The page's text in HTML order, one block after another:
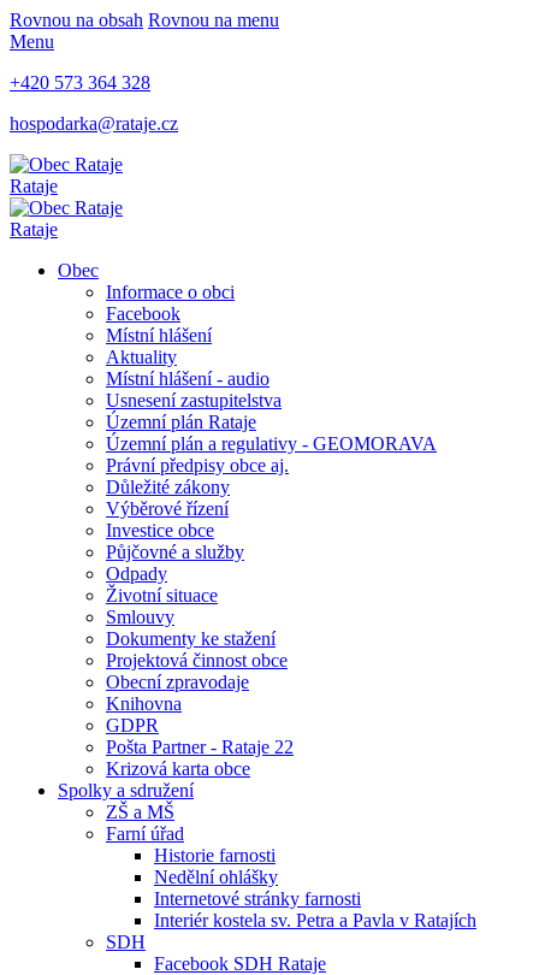
Rovnou na obsah Rovnou na menu
Menu
+420 573 364 328
hospodarka@rataje.cz
Rataje
Rataje
Obec
Informace o obci
Facebook
Místní hlášení
Aktuality
Místní hlášení - audio
Usnesení zastupitelstva
Územní plán Rataje
Územní plán a regulativy - GEOMORAVA
Právní předpisy obce aj.
Důležité zákony
Výběrové řízení
Investice obce
Půjčovné a služby
Odpady
Životní situace
Smlouvy
Dokumenty ke stažení
Projektová činnost obce
Obecní zpravodaje
Knihovna
GDPR
Pošta Partner - Rataje 22
Krizová karta obce
Spolky a sdružení
ZŠ a MŠ
Farní úřad
Historie farnosti
Nedělní ohlášky
Internetové stránky farnosti
Interiér kostela sv. Petra a Pavla v Ratajích
SDH
Facebook SDH Rataje